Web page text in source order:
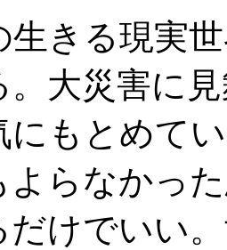
生きる現実
。大災害に
にもとめて
よらなかっ
だけでいい